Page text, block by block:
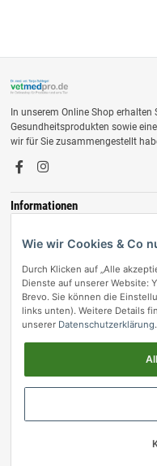
In unserem Online Shop
Gesundheitsprodukten sowie
wir für Sie zusammengestellt
Informationen
Umsetzung durch
Wie wir Cookies & Co
Durch Klicken auf „Alle
Dienste auf unserer Website:
Brevo. Sie können die
links unten). Weitere Details
unserer Datenschutzerklärung.